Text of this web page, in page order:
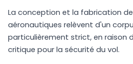
La conception et la fabrication
aéronautiques relèvent d'un
particulièrement strict, en raison
critique pour la sécurité du vol.